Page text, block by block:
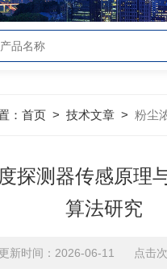
：首页 >技术文章 >粉尘浓度探
探测器传感原理
算法研究
更新时间：2026-06-11 点击次